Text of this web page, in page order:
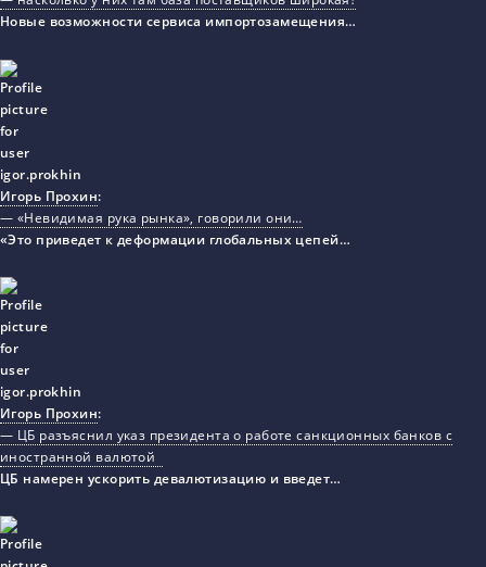
Новые возможности сервиса импортозамещения…
Игорь Прохин:
— «Невидимая рука рынка», говорили они…
«Это приведет к деформации глобальных цепей…
Игорь Прохин:
— ЦБ разъяснил указ президента о работе санкционных банков с
иностранной валютой
ЦБ намерен ускорить девалютизацию и введет…